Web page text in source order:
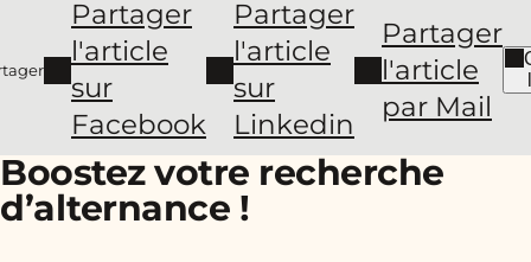
Partager
l'article
sur
Facebook
Partager
l'article
sur
Linkedin
Partager
l'article
par Mail
Boostez votre recherche
d’alternance !